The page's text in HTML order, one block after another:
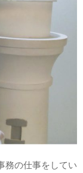
務の仕事をしてい